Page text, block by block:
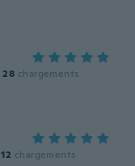
28 chargements
12 chargements